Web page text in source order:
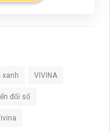
xanh VIVINA
đổi số